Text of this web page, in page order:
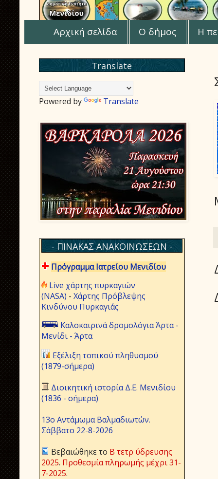
Αρχική σελίδα Ο δήμος Η
Translate
Powered by Translate
- ΠΙΝΑΚΑΣ ΑΝΑΚΟΙΝΩΣΕΩΝ -
Πρόγραμμα Ιατρείου Μενιδίου
Live χάρτης πυρκαγιών
(NASA) - Χάρτης Πρόβλεψης
Κινδύνου Πυρκαγιάς
Καλοκαιρινά δρομολόγια Άρτα -
Μενίδι - Άρτα
Εξέλιξη τοπικού πληθυσμού
(1879-σήμερα)
Διοικητική ιστορία Δ.Ε. Μενιδίου
(1836 - σήμερα)
13ο Αντάμωμα Βαλμαδιωτών.
Σάββατο 22-8-2026
Βεβαιώθηκε το Β τετρ ύδρευσης
2025. Προθεσμία πληρωμής μέχρι 31-
7-2025.